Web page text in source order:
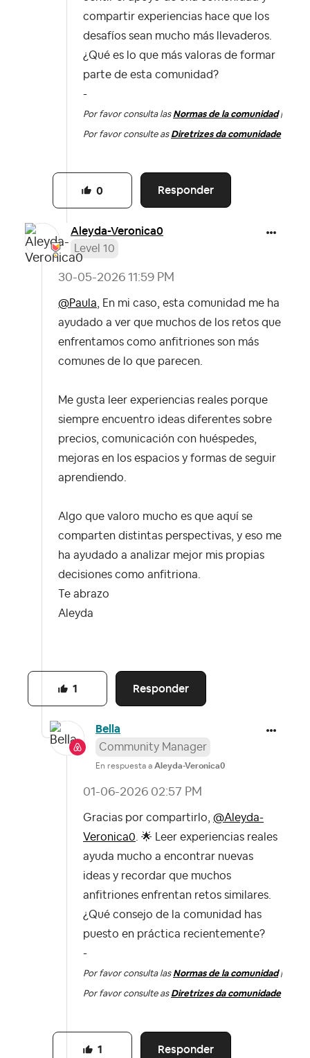
compartir experiencias hace que los
desafíos sean mucho más llevaderos.
¿Qué es lo que más valoras de formar
parte de esta comunidad?
-
Por favor consulta las Normas de la comunidad|
Por favor consulte as Diretrizes da comunidade
Responder
0
Aleyda-Veronica0
Level 10
‎30-05-2026 11:59 PM
@Paula , En mi caso, esta comunidad me ha
ayudado a ver que muchos de los retos que
enfrentamos como anfitriones son más
comunes de lo que parecen.
Me gusta leer experiencias reales porque
siempre encuentro ideas diferentes sobre
precios, comunicación con huéspedes,
mejoras en los espacios y formas de seguir
aprendiendo.
Algo que valoro mucho es que aquí se
comparten distintas perspectivas, y eso me
ha ayudado a analizar mejor mis propias
decisiones como anfitriona.
Te abrazo
Aleyda
Responder
1
Bella
Community Manager
En respuesta a Aleyda-Veronica0
‎01-06-2026 02:57 PM
Gracias por compartirlo, @Aleyda-
Veronica0 🌟 Leer experiencias reales
ayuda mucho a encontrar nuevas
ideas y recordar que muchos
anfitriones enfrentan retos similares.
¿Qué consejo de la comunidad has
puesto en práctica recientemente?
-
Por favor consulta las Normas de la comunidad|
Por favor consulte as Diretrizes da comunidade
Responder
1